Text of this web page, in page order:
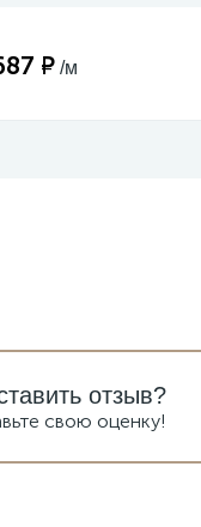
₽ /м
отзыв?
свою оценку!